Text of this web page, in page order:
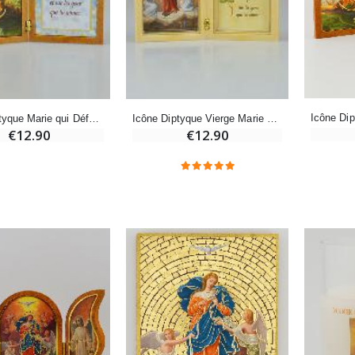
Déposez votre Neuvaine à Lourdes
€12.00 €9.60
Bonbons Pastilles Menthe à l'Eau de Lourdes - 130g
€7.90
€5.50 €4.95
-25%
Lot de 20 Bougies de Neuvaine Blanches
€78.00 €58.50
€21.90
Encens d'Eglise Pontifical 250g
€12.90
€2.50
Icône Diptyque Marie qui Défait les Noeuds + Prière
€12.90 €12.90